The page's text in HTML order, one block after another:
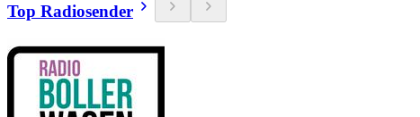
Top Radiosender